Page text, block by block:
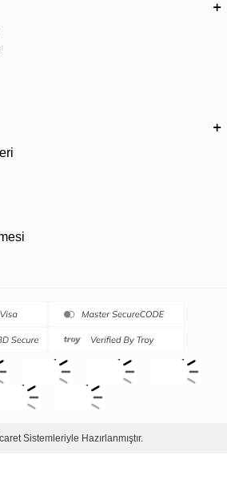
Sistemleriyle Hazırlanmıştır.